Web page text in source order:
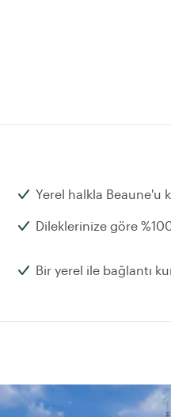
Yerel halkla Beaune'u
Dileklerinize göre
Bir yerel ile bağlantı